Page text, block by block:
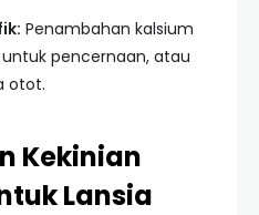
Penambahan kalsium
pencernaan, atau
otot.
Kekinian
Lansia